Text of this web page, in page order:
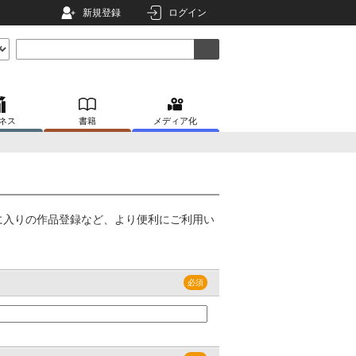
新規登録 ログイン
ス 書籍 メディア化
りの作品登録など、より便利にご利用い